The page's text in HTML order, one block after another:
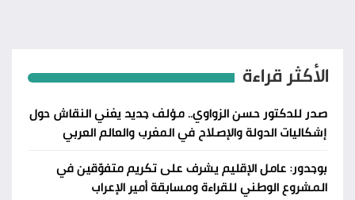
الأكثر قراءة
صدر للدكتور حسن الزواوي.. مؤلف جديد يغني النقاش حول
إشكاليات الدولة والإصلاح في المغرب والعالم العربي
بوجدور: عامل الإقليم يشرف على تكريم متفوّقين في
المشروع الوطني للقراءة ومسابقة أمير الإعراب